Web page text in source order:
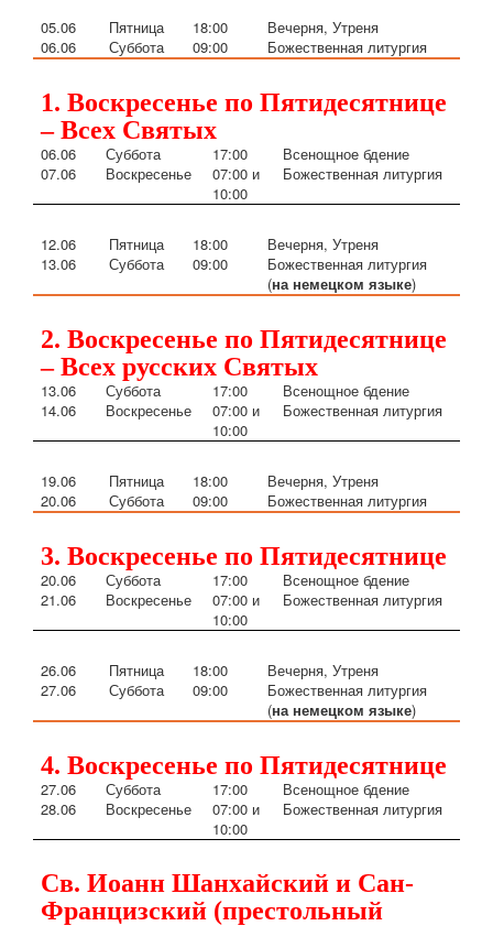
05.06 Пятница 18:00
Вечерня, Утреня
06.06 Суббота 09:00 Божественная литургия
1. Воскресенье по Пятидесятнице
– Всех Святых
06.06 Суббота 17:00
Всенощное бдение
07.06 Воскресенье 07:00 и
10:00
Божественная литургия
12.06 Пятница 18:00
Вечерня, Утреня
13.06 Суббота 09:00
Божественная литургия
(на немецком языке)
2. Воскресенье по Пятидесятнице
– Всех русских Святых
13.06 Суббота 17:00
Всенощное бдение
14.06 Воскресенье
07:00 и
10:00
Божественная литургия
19.06 Пятница 18:00
Вечерня, Утреня
20.06 Суббота 09:00 Божественная литургия
3. Воскресенье по Пятидесятнице
20.06 Суббота 17:00
Всенощное бдение
21.06 Воскресенье
07:00 и
10:00
Божественная литургия
26.06 Пятница 18:00
Вечерня, Утреня
27.06 Суббота 09:00
Божественная литургия
(на немецком языке)
4. Воскресенье по Пятидесятнице
27.06 Суббота 17:00
Всенощное бдение
28.06 Воскресенье
07:00 и
10:00
Божественная литургия
Св. Иоанн Шанхайский и Сан-
Францизский (престольный